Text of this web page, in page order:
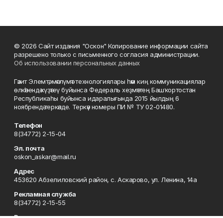
© 2026 Сайт издания "Оскон" Копирование информации сайта
разрешено только с письменного согласия администрации.
Об использовании персональных данных
Гәзит Элемтә, мәғлүмәт технологиялары һәм киң коммуникациялар
өлкәһендә күҙәтеү буйынса Федераль хеҙмәттең Башҡортостан
Республикаһы буйынса идаралығында 2015 йылдың 6
ноябрендә теркәлде. Теркәү номеры ПИ № ТУ 02-01480.
Телефон
8(34772) 2-15-04
Эл. почта
oskon_askar@mail.ru
Адрес
453620 Абзелиловский район, с. Аскарово, ул. Ленина, 14а
Рекламная служба
8(34772) 2-15-55